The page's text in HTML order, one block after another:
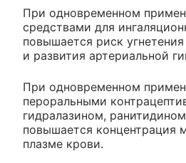
При одновременном
средствами для
повышается риск
и развития артериальной
При одновременном
пероральными
гидралазином,
повышается концентрация
плазме крови.